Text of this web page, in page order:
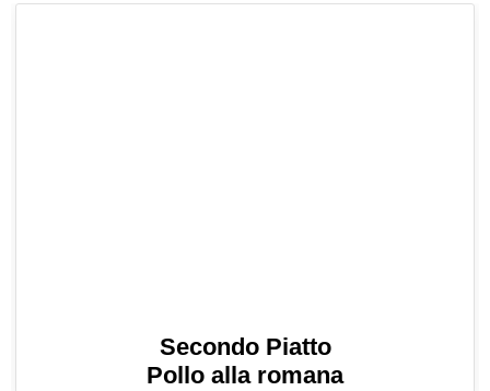
Secondo Piatto
Pollo alla romana